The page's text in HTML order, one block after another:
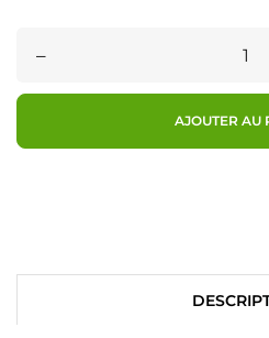
–
AJOUTER AU